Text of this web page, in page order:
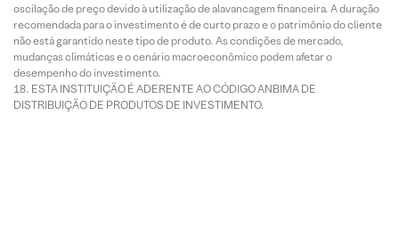
oscilação de preço devido à utilização de alavancagem financeira. A duração
recomendada para o investimento é de curto prazo e o patrimônio do cliente
não está garantido neste tipo de produto. As condições de mercado,
mudanças climáticas e o cenário macroeconômico podem afetar o
desempenho do investimento.
ESTA INSTITUIÇÃO É ADERENTE AO CÓDIGO ANBIMA DE
DISTRIBUIÇÃO DE PRODUTOS DE INVESTIMENTO.